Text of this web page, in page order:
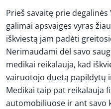
Prieš savaitę prie
galimai apsvaigęs vyras
iškviestą jam padėti
Nerimaudami dėl savo
medikai reikalauja, kad
vairuotojo duetą papildytų
Medikai taip pat reikalauja
automobiliuose ir ant savo